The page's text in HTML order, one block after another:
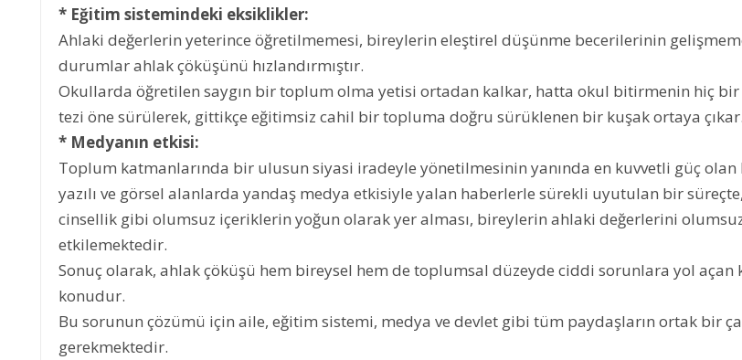
* Eğitim sistemindeki eksiklikler:
Ahlaki değerlerin yeterince öğretilmemesi, bireylerin eleştirel düşünme becerilerinin
durumlar ahlak çöküşünü hızlandırmıştır.
Okullarda öğretilen saygın bir toplum olma yetisi ortadan kalkar, hatta okul bitirmenin hiç bir
tezi öne sürülerek, gittikçe eğitimsiz cahil bir topluma doğru sürüklenen bir kuşak ortaya çıkar.
* Medyanın etkisi:
Toplum katmanlarında bir ulusun siyasi iradeyle yönetilmesinin yanında en kuvvetli güç olan
yazılı ve görsel alanlarda yandaş medya etkisiyle yalan haberlerle sürekli uyutulan bir
cinsellik gibi olumsuz içeriklerin yoğun olarak yer alması, bireylerin ahlaki değerlerini
etkilemektedir.
Sonuç olarak, ahlak çöküşü hem bireysel hem de toplumsal düzeyde ciddi sorunlara yol açan
konudur.
Bu sorunun çözümü için aile, eğitim sistemi, medya ve devlet gibi tüm paydaşların ortak bir
gerekmektedir.